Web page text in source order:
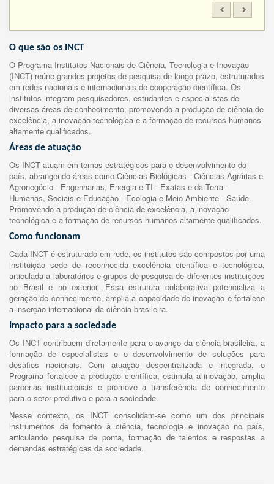
O que são os INCT
O Programa Institutos Nacionais de Ciência, Tecnologia e Inovação
(INCT) reúne grandes projetos de pesquisa de longo prazo, estruturados
em redes nacionais e internacionais de cooperação científica. Os
institutos integram pesquisadores, estudantes e especialistas de
diversas áreas de conhecimento, promovendo a produção de ciência de
excelência, a inovação tecnológica e a formação de recursos humanos
altamente qualificados.
Áreas de atuação
Os INCT atuam em temas estratégicos para o desenvolvimento do
país, abrangendo áreas como Ciências Biológicas - Ciências Agrárias e
Agronegócio - Engenharias, Energia e TI - Exatas e da Terra -
Humanas, Sociais e Educação - Ecologia e Meio Ambiente - Saúde.
Promovendo a produção de ciência de excelência, a inovação
tecnológica e a formação de recursos humanos altamente qualificados.
Como funcionam
Cada INCT é estruturado em rede, os institutos são compostos por uma
instituição sede de reconhecida excelência científica e tecnológica,
articulada a laboratórios e grupos de pesquisa de diferentes instituições
no Brasil e no exterior. Essa estrutura colaborativa potencializa a
geração de conhecimento, amplia a capacidade de inovação e fortalece
a inserção internacional da ciência brasileira.
Impacto para a sociedade
Os INCT contribuem diretamente para o avanço da ciência brasileira, a
formação de especialistas e o desenvolvimento de soluções para
desafios nacionais. Com atuação descentralizada e integrada, o
Programa fortalece a produção científica, estimula a inovação, amplia
parcerias institucionais e promove a transferência de conhecimento
para o setor produtivo e para a sociedade.
Nesse contexto, os INCT consolidam-se como um dos principais
instrumentos de fomento à ciência, tecnologia e inovação no país,
articulando pesquisa de ponta, formação de talentos e respostas a
demandas estratégicas da sociedade.